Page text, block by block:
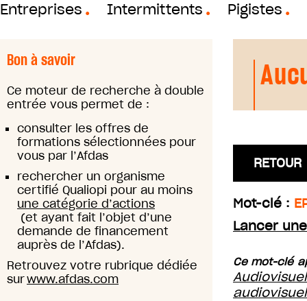
Entreprises Intermittents Pigistes
Bon à savoir
Ce moteur de recherche à double
entrée vous permet de :
consulter les offres de
formations sélectionnées pour
vous par l’Afdas
rechercher un organisme
certifié Qualiopi pour au moins
une catégorie d’actions
(et ayant fait l’objet d’une
demande de financement
auprès de l’Afdas).
Retrouvez votre rubrique dédiée
surwww.afdas.com
RETOUR
Mot-clé :
Lancer
Ce mot-clé